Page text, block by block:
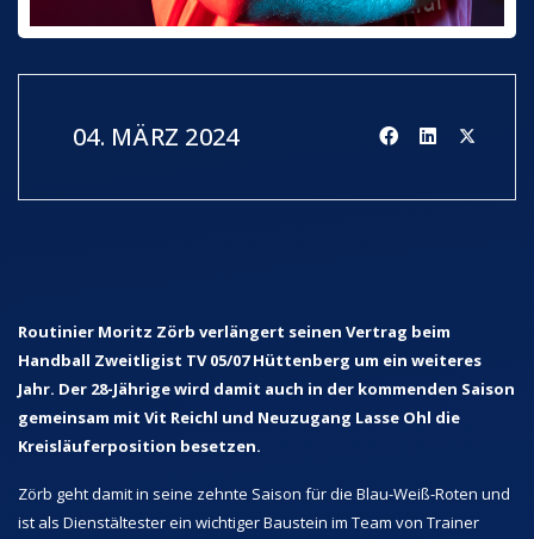
04. MÄRZ 2024
Routinier Moritz Zörb verlängert seinen Vertrag beim
Handball Zweitligist TV 05/07 Hüttenberg um ein weiteres
Jahr. Der 28-Jährige wird damit auch in der kommenden Saison
gemeinsam mit Vit Reichl und Neuzugang Lasse Ohl die
Kreisläuferposition besetzen.
Zörb geht damit in seine zehnte Saison für die Blau-Weiß-Roten und
ist als Dienstältester ein wichtiger Baustein im Team von Trainer